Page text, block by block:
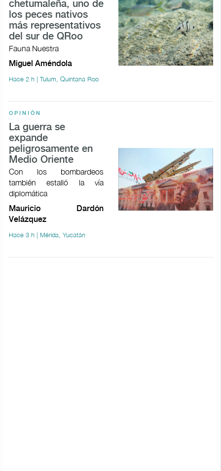
chetumaleña, uno de
los peces nativos
más representativos
del sur de QRoo
Fauna Nuestra
Miguel Améndola
Hace 2 h | Tulum, Quintana Roo
OPINIÓN
La guerra se
expande
peligrosamente en
Medio Oriente
Con los bombardeos
también estalló la vía
diplomática
Mauricio Dardón
Velázquez
Hace 3 h | Mérida, Yucatán